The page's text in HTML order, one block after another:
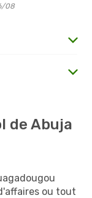
08
de Abuja
ou tout